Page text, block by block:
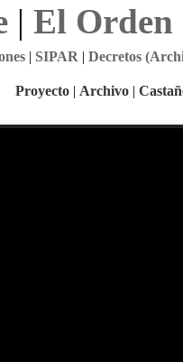
| El Orden
| SIPAR | Decretos
Proyecto | Archivo |